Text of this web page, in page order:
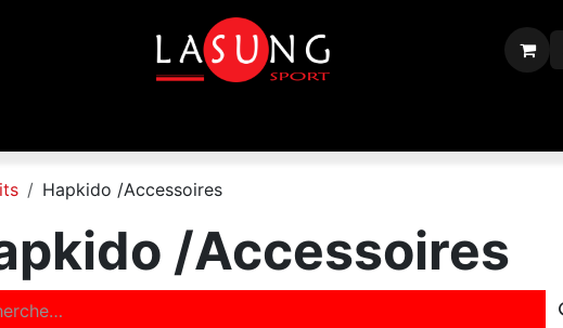
Hapkido /Accessoires
/Accessoires